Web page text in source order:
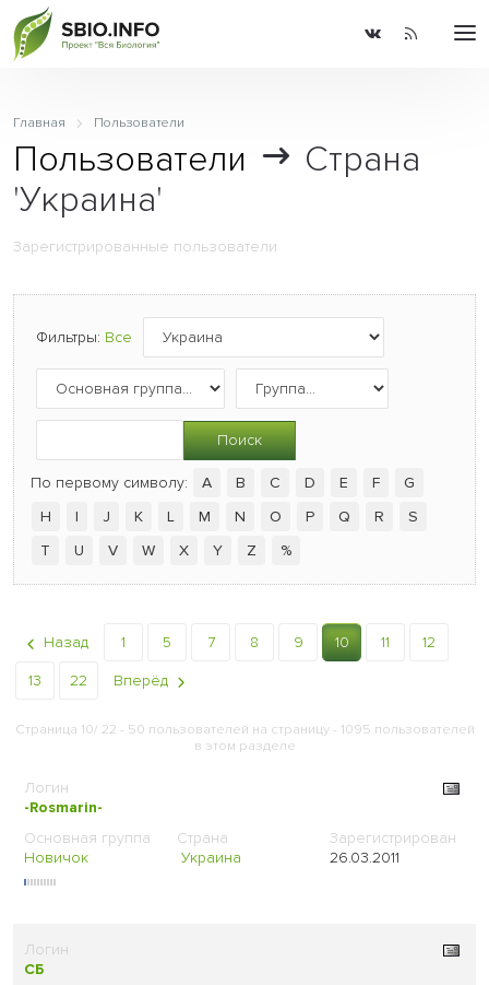
Главная Пользователи
Пользователи
Страна
'Украина'
Зарегистрированные пользователи
Фильтры: Все
Поиск
По первому символу: A B C D E F
G
H
I J K L M N O P Q R
S
T
U V W X Y Z %
Назад 1 5 7 8 9 10 11 12
13 22 Вперёд
Страница 10/ 22 - 50 пользователей на страницу - 1095 пользователей
в этом разделе
-Rosmarin-
Новичок Украина 26.03.2011
СБ